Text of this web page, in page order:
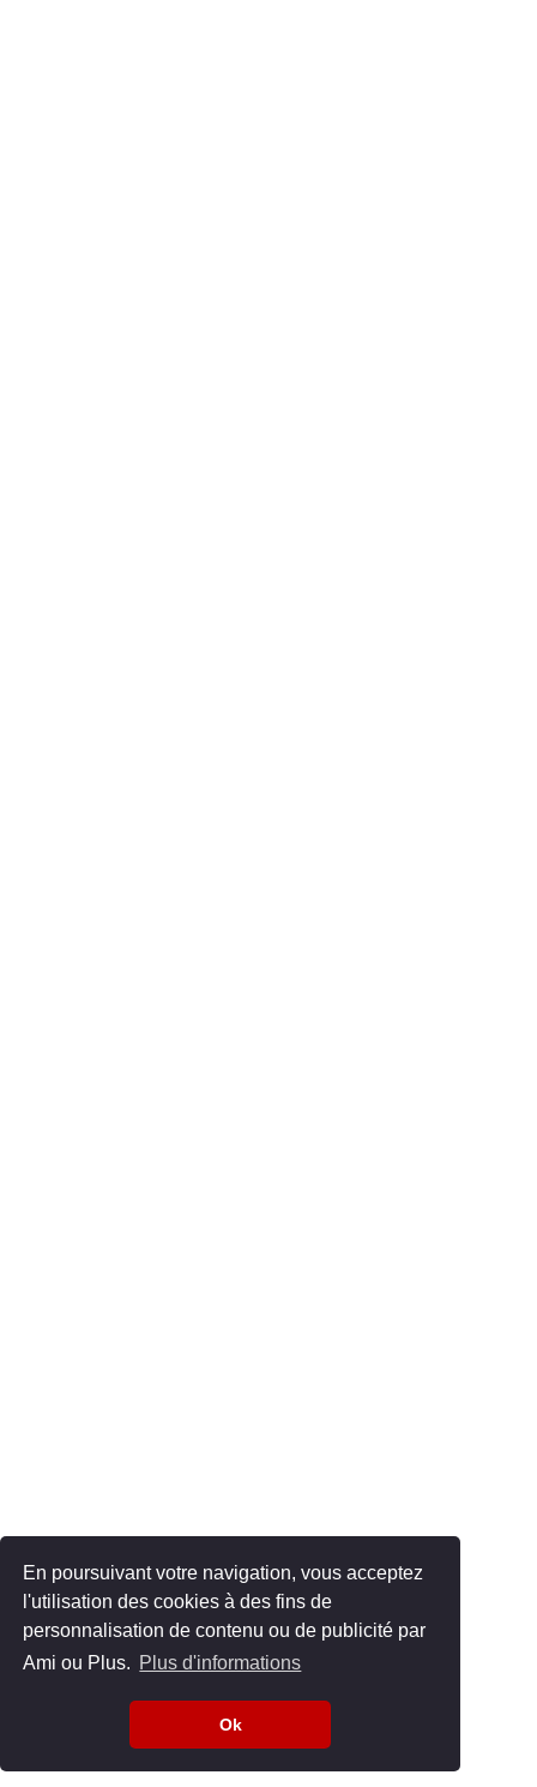
En poursuivant votre navigation, vous acceptez
l'utilisation des cookies à des fins de
personnalisation de contenu ou de publicité par
Ami ou Plus. Plus d'informations
Ok